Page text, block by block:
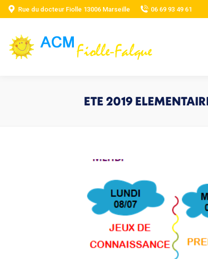
Rue du docteur Fiolle 13006 Marseille 06 69 93 49 61
ETE 2019